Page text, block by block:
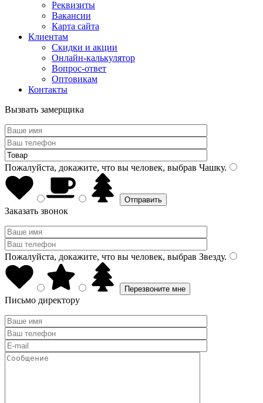
Реквизиты
Вакансии
Карта сайта
Клиентам
Скидки и акции
Онлайн-калькулятор
Вопрос-ответ
Оптовикам
Контакты
Вызвать замерщика
Пожалуйста, докажите, что вы человек, выбрав Чашку.
Заказать звонок
Пожалуйста, докажите, что вы человек, выбрав Звезду.
Письмо директору